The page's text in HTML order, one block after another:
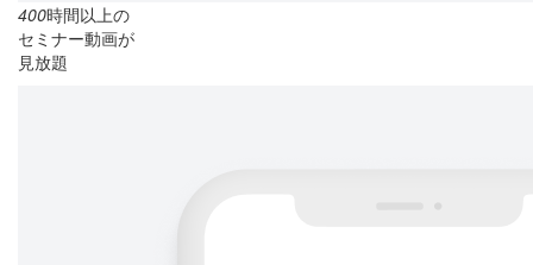
400時間以上の
セミナー動画が
見放題